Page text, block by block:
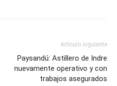
Artículo siguiente
Paysandú: Astillero de Indre
nuevamente operativo y con
trabajos asegurados